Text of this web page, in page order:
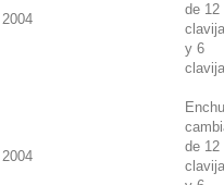
2004
de 12
y 6
2004
de 12